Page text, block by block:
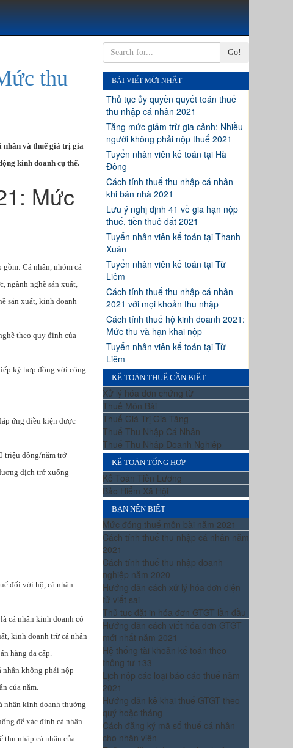
thu
nhân và thuế giá trị gia
kinh doanh cụ thể.
Mức
Cá nhân, nhóm cá
ngành nghề sản xuất,
sản xuất, kinh doanh
theo quy định của
ký hợp đồng với công
ứng điều kiện được
triệu đồng/năm trở
dịch trở xuống
đối với hộ, cá nhân
cá nhân kinh doanh có
kinh doanh trừ cá nhân
hàng đa cấp.
không phải nộp
của năm.
nhân kinh doanh thường
để xác định cá nhân
nhập cá nhân của
Go!
BÀI VIẾT MỚI NHẤT
Thủ tục ủy quyền quyết toán thuế
thu nhập cá nhân 2021
Tăng mức giảm trừ gia cảnh: Nhiều
người không phải nộp thuế 2021
Tuyển nhân viên kế toán tại Hà
Đông
Cách tính thuế thu nhập cá nhân
khi bán nhà 2021
Lưu ý nghị định 41 về gia hạn nộp
thuế, tiền thuê đất 2021
Tuyển nhân viên kế toán tại Thanh
Xuân
Tuyển nhân viên kế toán tại Từ
Liêm
Cách tính thuế thu nhập cá nhân
2021 với mọi khoản thu nhập
Cách tính thuế hộ kinh doanh 2021:
Mức thu và hạn khai nộp
Tuyển nhân viên kế toán tại Từ
Liêm
KẾ TOÁN THUẾ CẦN BIẾT
Xử lý hóa đơn chứng từ
Thuế Môn Bài
Thuế Giá Trị Gia Tăng
Thuế Thu Nhập Cá Nhân
Thuế Thu Nhập Doanh Nghiệp
KẾ TOÁN TỔNG HỢP
Kế Toán Tiền Lương
Bảo Hiểm Xã Hội
BẠN NÊN BIẾT
Mức đóng thuế môn bài năm 2021
Cách tính thuế thu nhập cá nhân năm
2021
Cách tính thuế thu nhập doanh
nghiệp năm 2020
Hướng dẫn cách xử lý hóa đơn điện
tử viết sai
Thủ tục đặt in hóa đơn GTGT lần đầu
Hướng dẫn cách viết hóa đơn GTGT
mới nhất năm 2021
Hệ thống tài khoản kế toán theo
thông tư 133
Lịch nộp các loại báo cáo thuế năm
2021
Hướng dẫn kê khai thuế GTGT theo
quý hoặc tháng
Cách đăng ký mã số thuế cá nhân
cho nhân viên